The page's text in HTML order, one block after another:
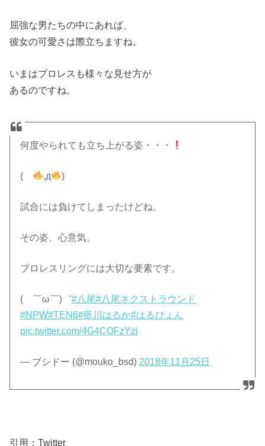
屈強な男たちの中にあれば、
彼女の可愛さは際立ちますね。
いまはプロレスも様々な見せ方が
あるのですね。
何度やられても立ち上がる姿・・・
( ,д )
試合には負けてしまったけどね。
その姿、心意気。
プロレスリングには大切な要素です。
( ￣ω￣)゛#八尾#八尾ネクストラウンド
#NPW#TEN6#藍川はるか#はるぴょん
pic.twitter.com/4G4COFzYzi
— ブシドー (@mouko_bsd) 2018年11月25日
引用：Twitter